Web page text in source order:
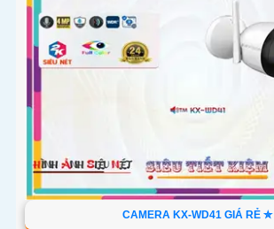
CAMERA KX-WD41 GIÁ RẺ ✮